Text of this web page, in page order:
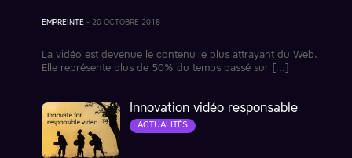
EMPREINTE - 20 OCTOBRE 2018
La vidéo est devenue le contenu le plus attrayant du Web.
Elle représente plus de 50% du temps passé sur […]
Innovation vidéo responsable
ACTUALITÉS